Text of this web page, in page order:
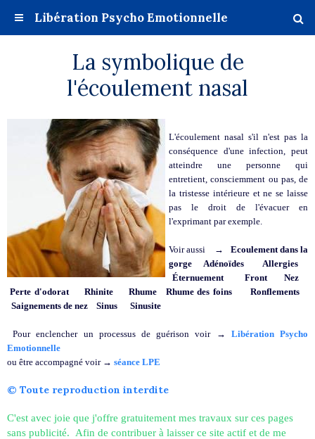
Libération Psycho Emotionnelle
La symbolique de
l'écoulement nasal
L'écoulement nasal s'il n'est pas la
conséquence d'une infection, peut
atteindre une personne qui
entretient, consciemment ou pas, de
la tristesse intérieure et ne se laisse
pas le droit de l'évacuer en
l'exprimant par exemple.
Voir aussi → Ecoulement dans la
gorge
Adénoïdes
Allergies
Éternuement
Front
Nez
Perte d'odorat
Rhinite Rhume Rhume des foins
Ronflements
Saignements de nez
Sinus Sinusite
Pour enclencher un processus de guérison voir → Libération Psycho
Emotionnelle
ou être accompagné voir → séance LPE
© Toute reproduction interdite
C'est avec joie que j'offre gratuitement mes travaux sur ces pages
sans publicité. Afin de contribuer à laisser ce site actif et de me